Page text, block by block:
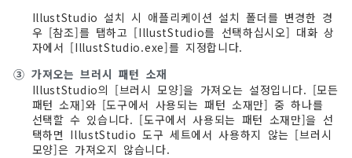
IllustStudio 설치 시 애플리케이션 설치 폴더를 변경한 경
우 [참조]를 탭하고 [IllustStudio를 선택하십시오] 대화 상
자에서 [IllustStudio.exe]를 지정합니다.
③ 가져오는 브러시 패턴 소재
IllustStudio의 [브러시 모양]을 가져오는 설정입니다. [모든
패턴 소재]와 [도구에서 사용되는 패턴 소재만] 중 하나를
선택할 수 있습니다. [도구에서 사용되는 패턴 소재만]을 선
택하면 IllustStudio 도구 세트에서 사용하지 않는 [브러시
모양]은 가져오지 않습니다.